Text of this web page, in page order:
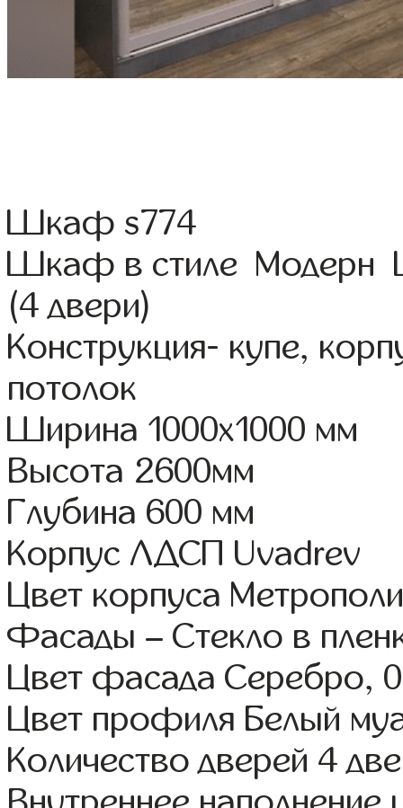
Шкаф s774
Шкаф в стиле Модерн
(4 двери)
Конструкция- купе,
потолок
Ширина 1000x1000 мм
Высота 2600мм
Глубина 600 мм
Корпус ЛДСП Uvadrev
Цвет корпуса
Фасады – Стекло в
Цвет фасада Серебро,
Цвет профиля Белый
Количество дверей 4